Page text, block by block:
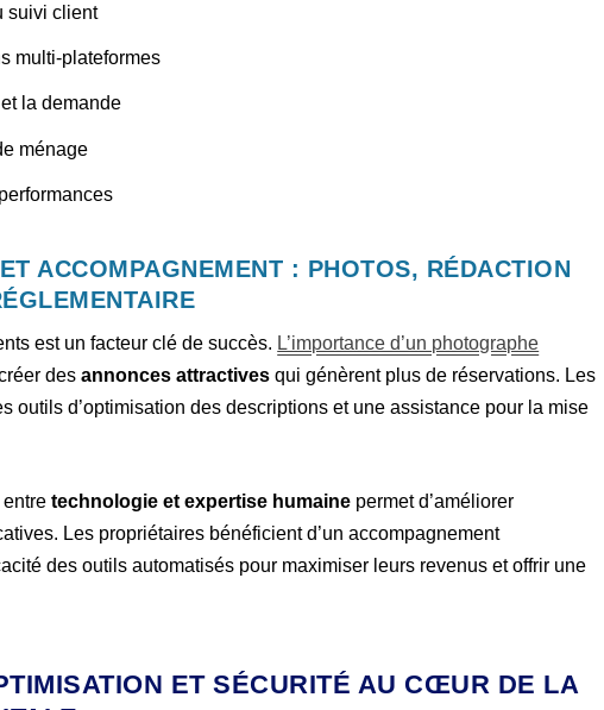
suivi client
multi-plateformes
la demande
ménage
ACCOMPAGNEMENT : PHOTOS, RÉDACTION
est un facteur clé de succès. L’importance d’un photographe
desannonces attractives qui génèrent plus de réservations. Les
outils d’optimisation des descriptions et une assistance pour la mise
entretechnologie et expertise humaine permet d’améliorer
Les propriétaires bénéficient d’un accompagnement
des outils automatisés pour maximiser leurs revenus et offrir une
ET SÉCURITÉ AU CŒUR DE LA